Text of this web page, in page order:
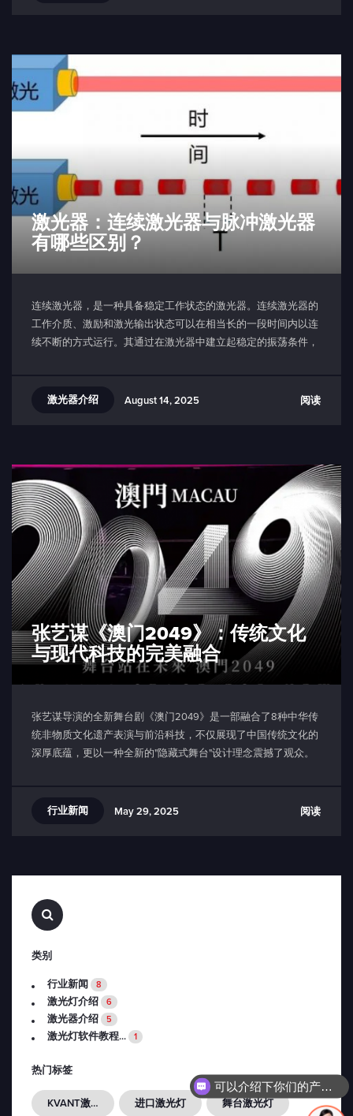
激光器：连续激光器与脉冲激光器
有哪些区别？
连续激光器，是一种具备稳定工作状态的激光器。连续激光器的
工作介质、激励和激光输出状态可以在相当长的一段时间内以连
续不断的方式运行。其通过在激光器中建立起稳定的振荡条件，
激光器介绍
August 14, 2025 阅读
张艺谋《澳门2049》：传统文化
与现代科技的完美融合
张艺谋导演的全新舞台剧《澳门2049》是一部融合了8种中华传
统非物质文化遗产表演与前沿科技，不仅展现了中国传统文化的
深厚底蕴，更以一种全新的"隐藏式舞台"设计理念震撼了观众。
行业新闻 May 29, 2025 阅读
查
找…
类别
行业新闻 8
激光灯介绍 6
激光器介绍 5
激光灯软件教程... 1
热门标签
KVANT激光灯 进口激光灯 舞台激光灯
可以介绍下你们的产品么？